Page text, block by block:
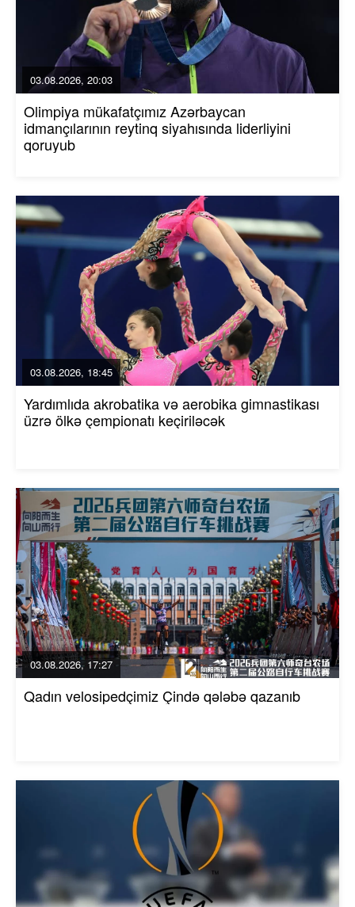
03.08.2026, 20:03
Olimpiya mükafatçımız Azərbaycan
idmançılarının reytinq siyahısında liderliyini
qoruyub
03.08.2026, 18:45
Yardımlıda akrobatika və aerobika gimnastikası
üzrə ölkə çempionatı keçiriləcək
03.08.2026, 17:27
Qadın velosipedçimiz Çində qələbə qazanıb